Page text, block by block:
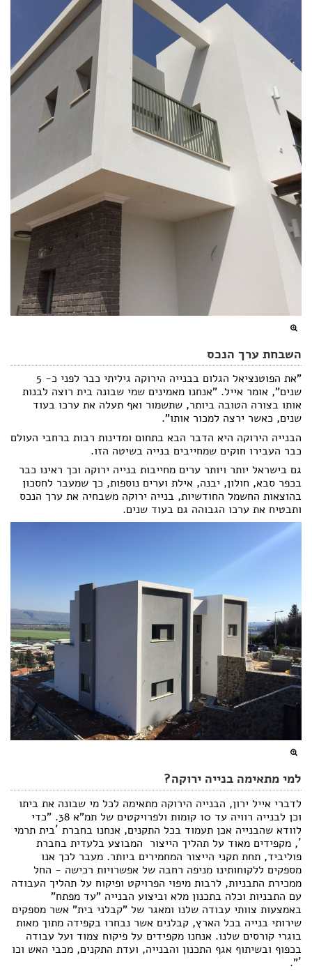
השבחת ערך הנכס
"את הפוטנציאל הגלום בבנייה הירוקה גיליתי כבר לפני כ- 5
שנים", אומר אייל. "אנחנו מאמינים שמי שבונה בית רוצה לבנות
אותו בצורה הטובה ביותר, שתשמור ואף תעלה את ערכו בעוד
שנים, כאשר ירצה למכור אותו".
הבנייה הירוקה היא הדבר הבא בתחום ומדינות רבות ברחבי העולם
כבר העבירו חוקים שמחייבים בנייה בשיטה הזו.
גם בישראל יותר ויותר ערים מחייבות בנייה ירוקה וכך ראינו כבר
בכפר סבא, חולון, יבנה, אילת וערים נוספות, כך שמעבר לחסכון
בהוצאות החשמל החודשיות, בנייה ירוקה משבחיה את ערך הנכס
ותבטיח את ערכו הגבוהה גם בעוד שנים.
למי מתאימה בנייה ירוקה?
לדברי אייל ירון, הבנייה הירוקה מתאימה לכל מי שבונה את ביתו
וכן לבנייה רוויה עד 10 קומות ולפרויקטים של תמ"א 38. "כדי
לוודא שהבנייה אכן תעמוד בכל התקנים, אנחנו בחברת ´בית תרמי
´, מקפידים מאוד על תהליך הייצור  המבוצע בלעדית בחברת
פוליביד, תחת תקני הייצור המחמירים ביותר. מעבר לכך אנו
מספקים ללקוחותינו מניפה רחבה של אפשרויות רכישה - החל
ממכירת התבניות, לרבות מיפוי הפרויקט ופיקוח על תהליך העבודה
עם התבניות וכלה בתכנון מלא וביצוע הבנייה "עד מפתח"
באמצעות צוותי עבודה שלנו ומאגר של "קבלני בית" אשר מספקים
שירותי בנייה בכל הארץ, קבלנים אשר נבחרו בקפידה מתוך מאות
בוגרי קורסים שלנו. אנחנו מקפידים על פיקוח צמוד ועל עבודה
בכפוף ובשיתוף אגף התכנון והבנייה, ועדת התקנים, מכבי האש וכו
´".